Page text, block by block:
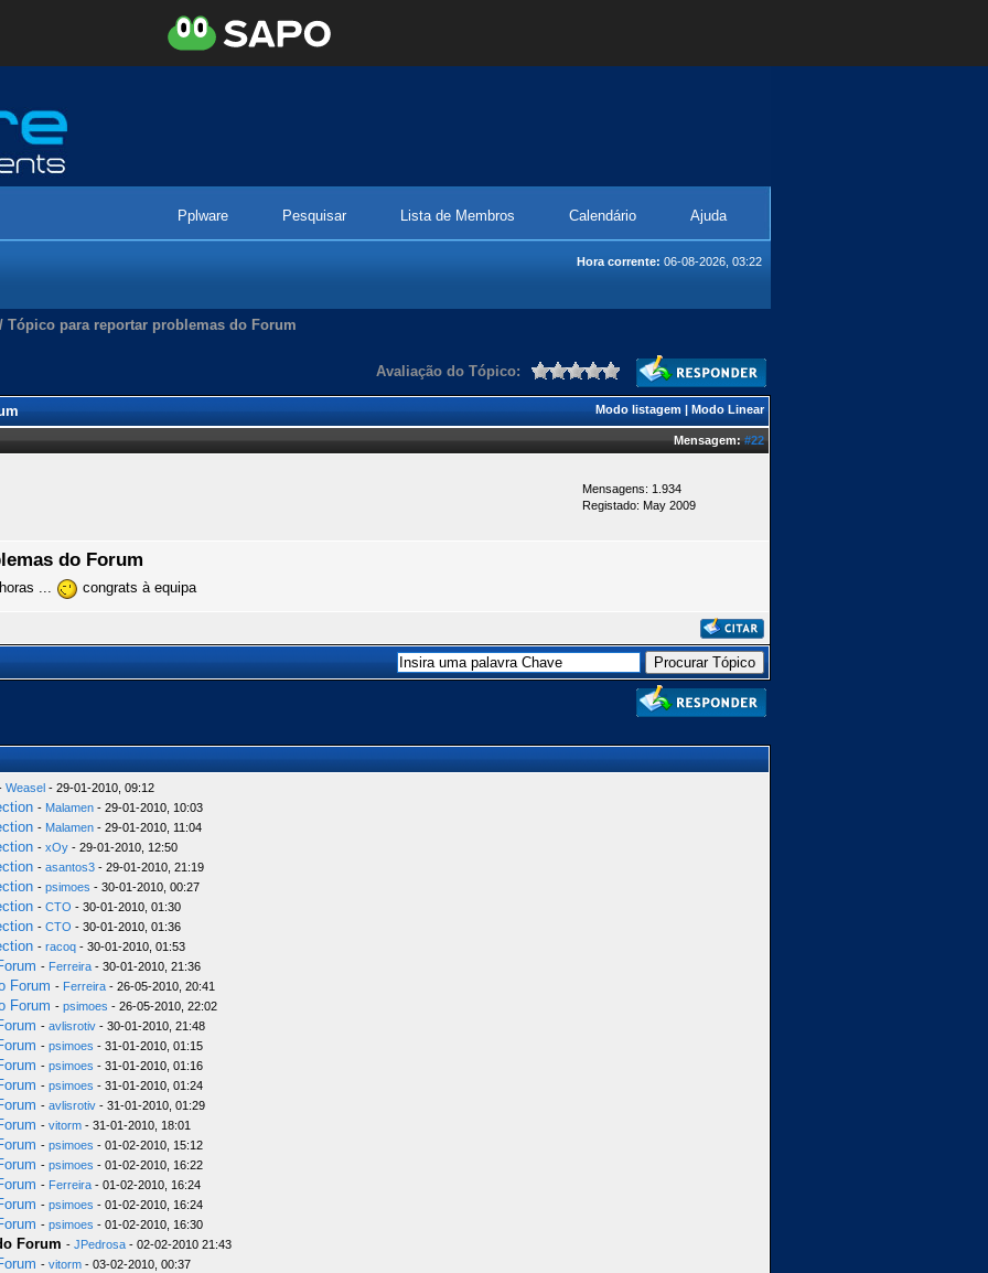
Pplware Pesquisar Lista de Membros Calendário Ajuda
Hora corrente: 06-08-2026, 03:22
/ Tópico para reportar problemas do Forum
Avaliação do Tópico:
Modo listagem | Modo Linear
Mensagem:#22
Mensagens: 1.934
Registado: May 2009
do Forum
... congrats à equipa
Weasel - 29-01-2010, 09:12
- Malamen - 29-01-2010, 10:03
- Malamen - 29-01-2010, 11:04
- xOy - 29-01-2010, 12:50
- asantos3 - 29-01-2010, 21:19
- psimoes - 30-01-2010, 00:27
- CTO - 30-01-2010, 01:30
- CTO - 30-01-2010, 01:36
- racoq - 30-01-2010, 01:53
- Ferreira - 30-01-2010, 21:36
Forum - Ferreira - 26-05-2010, 20:41
Forum - psimoes - 26-05-2010, 22:02
- avlisrotiv - 30-01-2010, 21:48
- psimoes - 31-01-2010, 01:15
- psimoes - 31-01-2010, 01:16
- psimoes - 31-01-2010, 01:24
- avlisrotiv - 31-01-2010, 01:29
- vitorm - 31-01-2010, 18:01
- psimoes - 01-02-2010, 15:12
- psimoes - 01-02-2010, 16:22
- Ferreira - 01-02-2010, 16:24
- psimoes - 01-02-2010, 16:24
- psimoes - 01-02-2010, 16:30
Forum - JPedrosa - 02-02-2010 21:43
- vitorm - 03-02-2010, 00:37